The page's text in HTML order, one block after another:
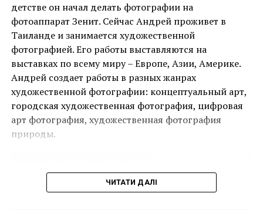
Ця подія, яку не можна пропустити, дала
можливість поціновувачам мистецтва придбати
деякі з найбільш інвестиційно привабливих творів
ще до того, як ярмарок відкрився для публіки.
Однією з найяскравіших подій ярмарку стала
виставка двадцяти чотирьох вибраних робіт
Руперта Гарсії, одного з найвідоміших художників-
чикано, представлених колекцією спадщини
директор і куратор музею, за підтримки Bourlet Art
детстве он начал делать фотографии на
фотоаппарат Зенит. Сейчас Андрей проживет в
Таиланде и занимается художественной
фотографией. Его работы выставляются на
выставках по всему миру – Европе, Азии, Америке.
Андрей создает работы в разных жанрах
художественной фотографии: концептуальный арт,
городская художественная фотография, цифровая
арт фотография, художественная фотография
природы.
ЧИТАТИ ДАЛІ